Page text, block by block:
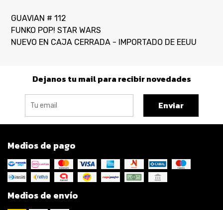
GUAVIAN # 112
FUNKO POP! STAR WARS
NUEVO EN CAJA CERRADA - IMPORTADO DE EEUU
Dejanos tu mail para recibir novedades
Enviar
Medios de pago
Medios de envío